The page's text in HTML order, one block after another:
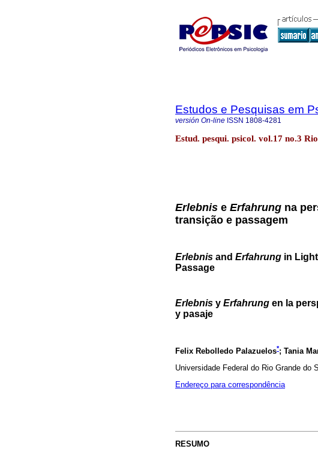
Estudos e Pesquisas em
versión On-line ISSN 1808-4281
Estud. pesqui. psicol. vol.17 no.3
Erlebnis e Erfahrung na
transição e passagem
Erlebnis and Erfahrung in
Passage
Erlebnis y Erfahrung en la
y pasaje
Felix Rebolledo Palazuelos*; Tania
Universidade Federal do Rio Grande do
Endereço para correspondência
RESUMO